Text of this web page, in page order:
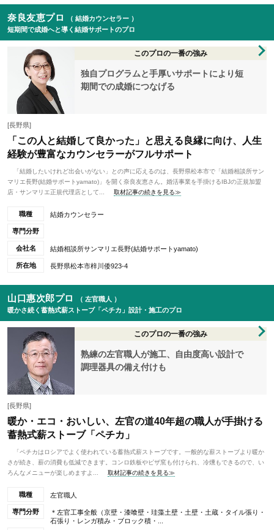
奈良友恵プロ
（ 結婚カウンセラー ）
短期間で成婚へと導く結婚サポートのプロ
このプロの一番の強み
独自プログラムと手厚いサポートにより短
期間での成婚につなげる
[長野県]
「この人と結婚して良かった」と思える良縁に向け、人生
経験が豊富なカウンセラーがフルサポート
「結婚したいけれど出会いがない」との声に応えるのは、長野県松本市で「結婚相談所サン
マリエ長野(結婚サポートyamato)」を開く奈良友恵さん。婚活事業を手掛けるIBJの正規加盟
店・サンマリエ正規代理店として...
取材記事の続きを見る≫
職種 結婚カウンセラー
専門分野
会社名 結婚相談所サンマリエ長野(結婚サポートyamato)
所在地 長野県松本市梓川倭923-4
山口惠次郎プロ
（ 左官職人 ）
暖かさ続く蓄熱式薪ストーブ「ペチカ」設計・施工のプロ
このプロの一番の強み
熟練の左官職人が施工、自由度高い設計で
調理器具の備え付けも
[長野県]
暖か・エコ・おいしい、左官の道40年超の職人が手掛ける
蓄熱式薪ストーブ「ペチカ」
「ペチカはロシアでよく使われている蓄熱式薪ストーブです。一般的な薪ストーブより暖か
さが続き、薪の消費も低減できます。コンロ鉄板やピザ窯も付けられ、冷燻もできるので、い
ろんなメニューが楽しめますよ...
取材記事の続きを見る≫
職種 左官職人
専門分野
＊左官工事全般（京壁・漆喰壁・珪藻土壁・土壁・土蔵・タイル張り・
石張り・レンガ積み・ブロック積・...